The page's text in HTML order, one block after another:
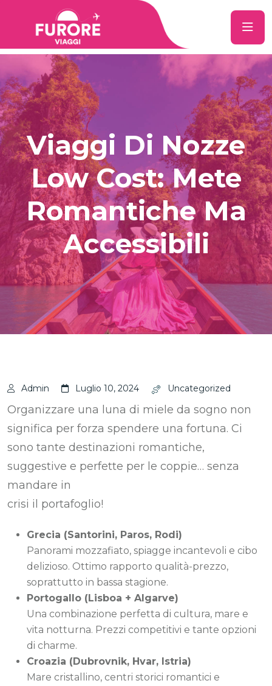
Viaggi Di Nozze
Low Cost: Mete
Romantiche Ma
Accessibili
Admin Luglio 10, 2024 Uncategorized
Organizzare una luna di miele da sogno non
significa per forza spendere una fortuna. Ci
sono tante destinazioni romantiche,
suggestive e perfette per le coppie… senza
mandare in
crisi il portafoglio!
Grecia (Santorini, Paros, Rodi)
Panorami mozzafiato, spiagge incantevoli e cibo
delizioso. Ottimo rapporto qualità-prezzo,
soprattutto in bassa stagione.
Portogallo (Lisboa + Algarve)
Una combinazione perfetta di cultura, mare e
vita notturna. Prezzi competitivi e tante opzioni
di charme.
Croazia (Dubrovnik, Hvar, Istria)
Mare cristallino, centri storici romantici e